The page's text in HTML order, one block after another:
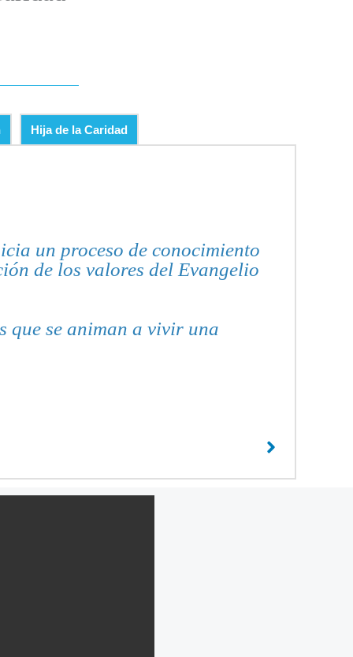
Hija de la Caridad
un proceso de conocimiento
de los valores del Evangelio
que se animan a vivir una